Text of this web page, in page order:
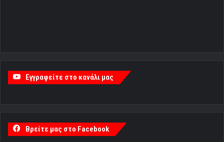
Εγγραφείτε στο κανάλι μας
Βρείτε μας στο Facebook